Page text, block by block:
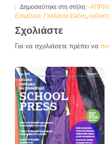
Δημοσιεύτηκε στη στήλη: -
Επιμέλεια: Γκαλέτσα Ελένη,
Σχολιάστε
Για να σχολιάσετε πρέπει να